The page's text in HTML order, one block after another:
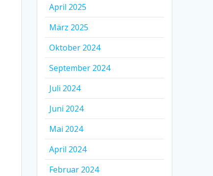
April 2025
März 2025
Oktober 2024
September 2024
Juli 2024
Juni 2024
Mai 2024
April 2024
Februar 2024